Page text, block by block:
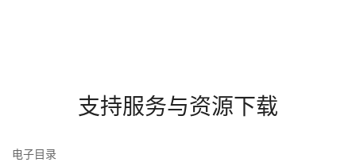
支持服务与资源下载
电子目录